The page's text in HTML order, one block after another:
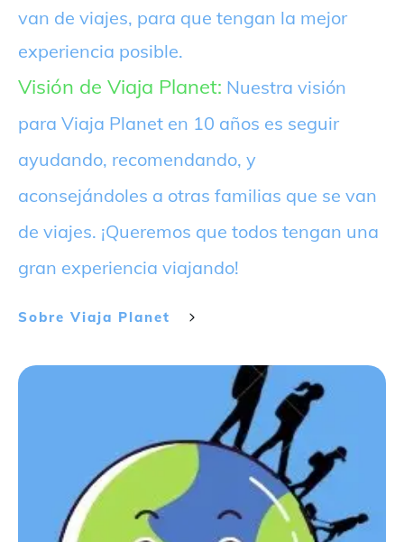
van de viajes, para que tengan la mejor
experiencia posible.
Visión de Viaja Planet: Nuestra visión
para Viaja Planet en 10 años es seguir
ayudando, recomendando, y
aconsejándoles a otras familias que se van
de viajes. ¡Queremos que todos tengan una
gran experiencia viajando!
Sobre Viaja Planet